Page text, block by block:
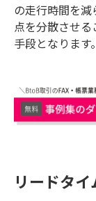
の走行時間を
点を分散させ
手段となります。
リードタ